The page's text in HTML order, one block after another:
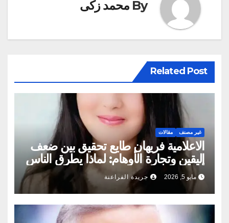
By محمد زكى
Related Post
غير مصنف مقالات
الاعلامية فريهان طايع تحقيق بين ضعف
اليقين وتجارة الأوهام: لماذا يطرق الناس
أبواب المشعوذين
مايو 5, 2026 جريدة الفراعنة